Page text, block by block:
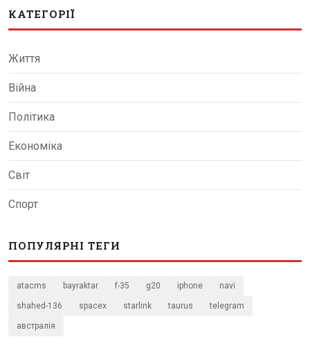
КАТЕГОРІЇ
Життя
Війна
Політика
Економіка
Світ
Спорт
ПОПУЛЯРНІ ТЕГИ
atacms bayraktar f-35 g20 iphone navi
shahed-136 spacex starlink taurus telegram
австралія